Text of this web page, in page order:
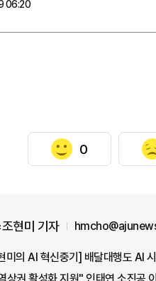
06:20
0
현미 기자
미의 AI 혁신중기] 배달대행도 AI